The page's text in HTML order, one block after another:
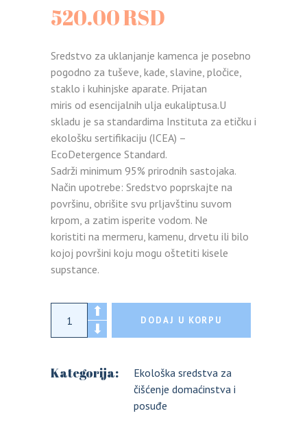
520.00RSD
Sredstvo za uklanjanje kamenca je posebno
pogodno za tuševe, kade, slavine, pločice,
staklo i kuhinjske aparate. Prijatan
miris od esencijalnih ulja eukaliptusa.U
skladu je sa standardima Instituta za etičku i
ekološku sertifikaciju (ICEA) –
EcoDetergence Standard.
Sadrži minimum 95% prirodnih sastojaka.
Način upotrebe: Sredstvo poprskajte na
površinu, obrišite svu prljavštinu suvom
krpom, a zatim isperite vodom. Ne
koristiti na mermeru, kamenu, drvetu ili bilo
kojoj površini koju mogu oštetiti kisele
supstance.
GREENATURAL EKO Sredstvo za čišćenje
DODAJ U KORPU
Kategorija:
Ekološka sredstva za
čišćenje domaćinstva i
posuđe